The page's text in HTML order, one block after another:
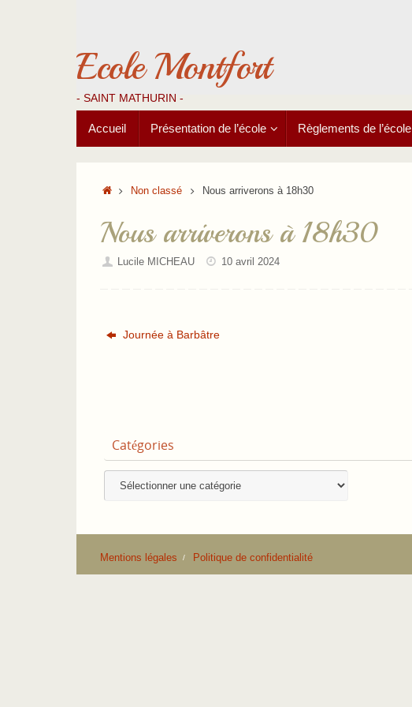
Ecole Montfort
- SAINT MATHURIN -
contenu
Accueil Présentation de l’école Règlements de l’école
AccueilNon classé Nous arriverons à 18h30
Nous arriverons à 18h30
Lucile MICHEAU 10 avril 2024
Journée à Barbâtre
Catégories
Mentions légales Politique de confidentialité